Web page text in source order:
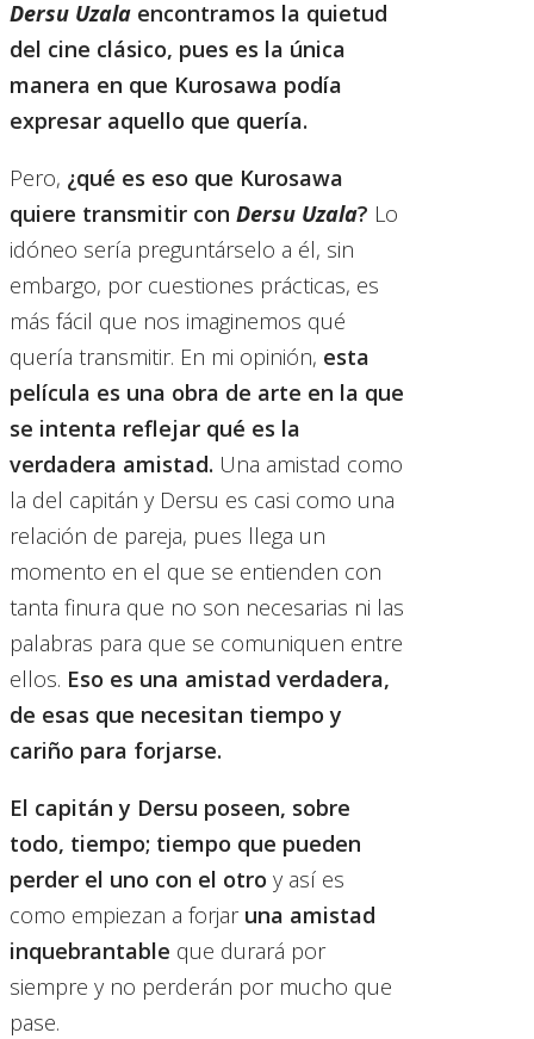
Dersu Uzala encontramos la quietud
del cine clásico, pues es la única
manera en que Kurosawa podía
expresar aquello que quería.
Pero, ¿qué es eso que Kurosawa
quiere transmitir con Dersu Uzala? Lo
idóneo sería preguntárselo a él, sin
embargo, por cuestiones prácticas, es
más fácil que nos imaginemos qué
quería transmitir. En mi opinión, esta
película es una obra de arte en la que
se intenta reflejar qué es la
verdadera amistad. Una amistad como
la del capitán y Dersu es casi como una
relación de pareja, pues llega un
momento en el que se entienden con
tanta finura que no son necesarias ni las
palabras para que se comuniquen entre
ellos. Eso es una amistad verdadera,
de esas que necesitan tiempo y
cariño para forjarse.
El capitán y Dersu poseen, sobre
todo, tiempo; tiempo que pueden
perder el uno con el otro y así es
como empiezan a forjar una amistad
inquebrantable que durará por
siempre y no perderán por mucho que
pase.